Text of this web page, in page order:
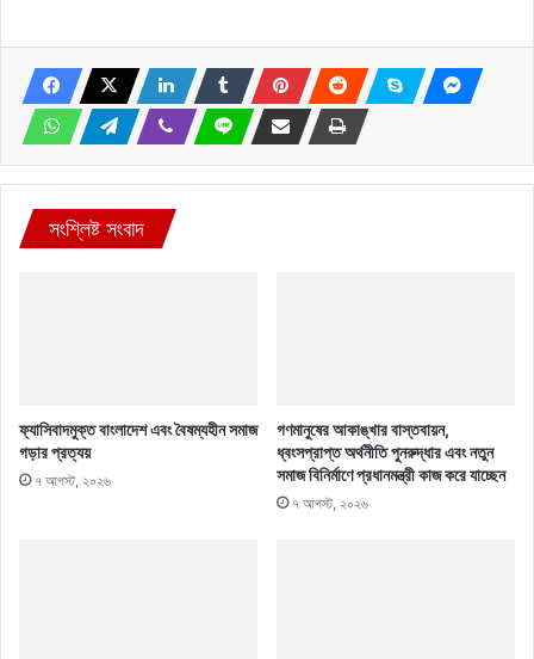
সংশ্লিষ্ট সংবাদ
ফ্যাসিবাদমুক্ত বাংলাদেশ এবং বৈষম্যহীন সমাজ
গড়ার প্রত্যয়
৭ আগস্ট, ২০২৬
গণমানুষের আকাঙ্খার বাস্তবায়ন,
ধ্বংসপ্রাপ্ত অর্থনীতি পুনরুদ্ধার এবং নতুন
সমাজ বিনির্মাণে প্রধানমন্ত্রী কাজ করে যাচ্ছেন
৭ আগস্ট, ২০২৬